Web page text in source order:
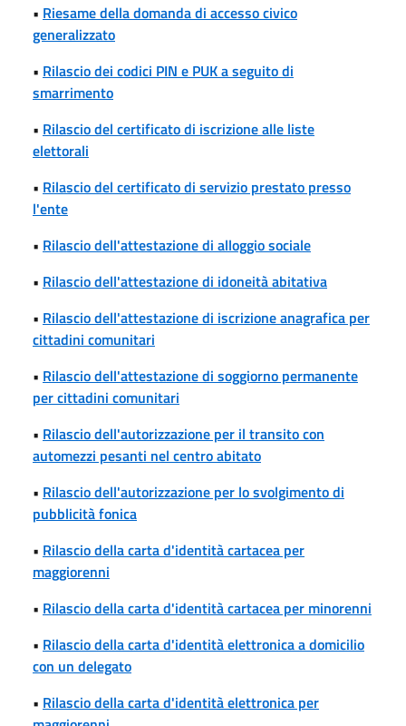
• Riesame della domanda di accesso civico
generalizzato
• Rilascio dei codici PIN e PUK a seguito di
smarrimento
• Rilascio del certificato di iscrizione alle liste
elettorali
• Rilascio del certificato di servizio prestato presso
l'ente
• Rilascio dell'attestazione di alloggio sociale
• Rilascio dell'attestazione di idoneità abitativa
• Rilascio dell'attestazione di iscrizione anagrafica per
cittadini comunitari
• Rilascio dell'attestazione di soggiorno permanente
per cittadini comunitari
• Rilascio dell'autorizzazione per il transito con
automezzi pesanti nel centro abitato
• Rilascio dell'autorizzazione per lo svolgimento di
pubblicità fonica
• Rilascio della carta d'identità cartacea per
maggiorenni
• Rilascio della carta d'identità cartacea per minorenni
• Rilascio della carta d'identità elettronica a domicilio
con un delegato
• Rilascio della carta d'identità elettronica per